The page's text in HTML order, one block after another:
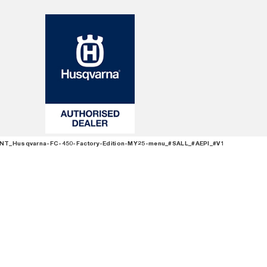
FC-450-Factory-Edition-MY25-menu_#SALL_#AEPI_#V1